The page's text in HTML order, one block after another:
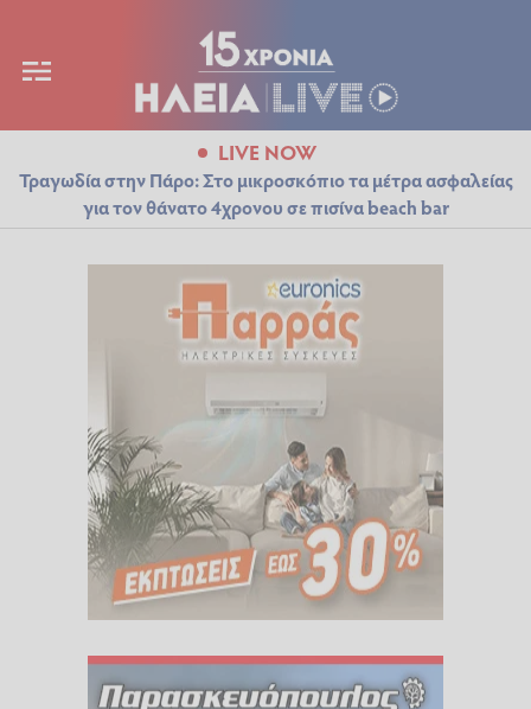
LIVE NOW
Τραγωδία στην Πάρο: Στο μικροσκόπιο τα μέτρα ασφαλείας
για τον θάνατο 4χρονου σε πισίνα beach bar